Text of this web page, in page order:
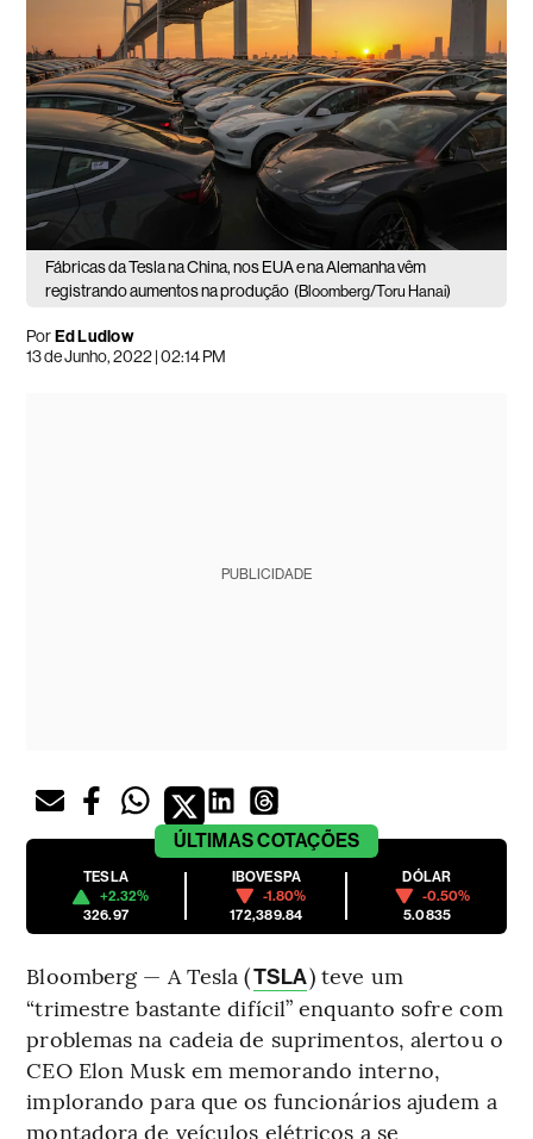
Fábricas da Tesla na China, nos EUA e na Alemanha vêm
registrando aumentos na produção (Bloomberg/Toru Hanai)
PorEd Ludlow
13 de Junho, 2022 | 02:14 PM
PUBLICIDADE
ÚLTIMASCOTAÇÕES
TESLA
+2.32%
326.97
IBOVESPA
-1.80%
172,389.84
DÓLAR
-0.50%
5.0835
Bloomberg — A Tesla (TSLA) teve um
“trimestre bastante difícil” enquanto sofre com
problemas na cadeia de suprimentos, alertou o
CEO Elon Musk em memorando interno,
implorando para que os funcionários ajudem a
montadora de veículos elétricos a se